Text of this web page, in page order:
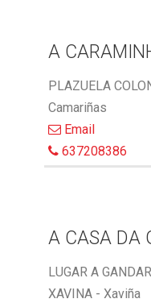
A
PLAZUELA
Camariñas
Email
637208386
A CASA DA
LUGAR A
XAVINA - Xaviña